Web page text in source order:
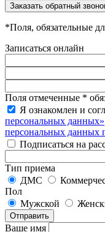
Заказать обратный
*Поля, обязательные
Записаться онлайн
Поля отмеченные *
Я ознакомлен и
персональных данных»
персональных данных
Подписаться на
Тип приема
ДМС
Пол
Мужской
Отправить
Ваше имя